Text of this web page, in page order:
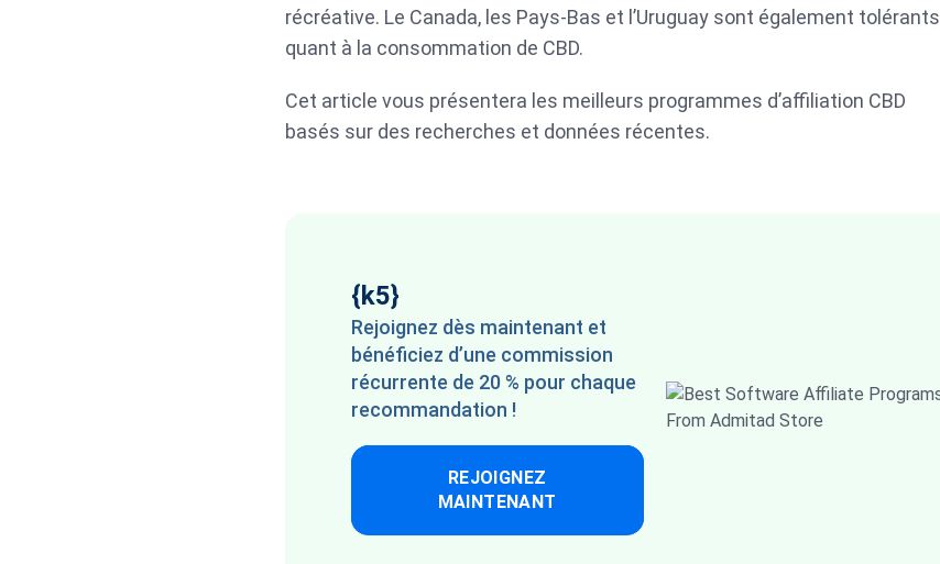
récréative. Le Canada, les Pays-Bas et l’Uruguay sont également tolérants
quant à la consommation de CBD.
Cet article vous présentera les meilleurs programmes d’affiliation CBD
basés sur des recherches et données récentes.
{k5}
Rejoignez dès maintenant et
bénéficiez d’une commission
récurrente de 20 % pour chaque
recommandation !
REJOIGNEZ
MAINTENANT